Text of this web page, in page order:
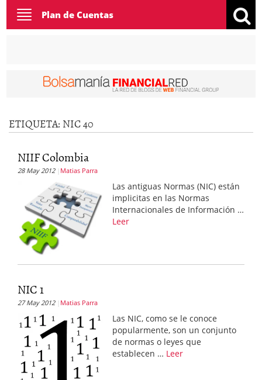
Toggle
navigation
Plan de Cuentas
ETIQUETA: NIC 40
NIIF Colombia
28 May 2012 Matias Parra
Las antiguas Normas (NIC) están
implicitas en las Normas
Internacionales de Información …
Leer
NIC 1
27 May 2012 Matias Parra
Las NIC, como se le conoce
popularmente, son un conjunto
de normas o leyes que
establecen … Leer